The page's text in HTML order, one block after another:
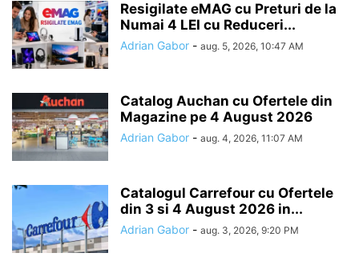
Resigilate eMAG cu Preturi de la
Numai 4 LEI cu Reduceri...
Adrian Gabor - aug. 5, 2026, 10:47 AM
Catalog Auchan cu Ofertele din
Magazine pe 4 August 2026
Adrian Gabor - aug. 4, 2026, 11:07 AM
Catalogul Carrefour cu Ofertele
din 3 si 4 August 2026 in...
Adrian Gabor - aug. 3, 2026, 9:20 PM